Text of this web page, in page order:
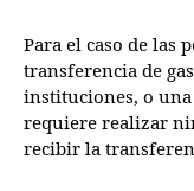
Para el caso de las
transferencia de
instituciones, o
requiere realizar
recibir la